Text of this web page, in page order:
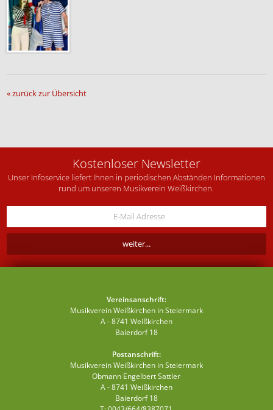
« zurück zur Übersicht
Kostenloser Newsletter
Unser Infoservice liefert Ihnen in periodischen Abständen Informationen
rund um unseren Musikverein Weißkirchen.
Vereinsanschrift:
Musikverein Weißkirchen in Steiermark
A - 8741 Weißkirchen
Baierdorf 18
Postanschrift:
Musikverein Weißkirchen in Steiermark
Obmann Engelbert Sattler
A - 8741 Weißkirchen
Baierdorf 18